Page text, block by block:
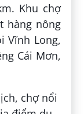
Khu chợ
hàng nông
Vĩnh Long,
Cái Mơn,